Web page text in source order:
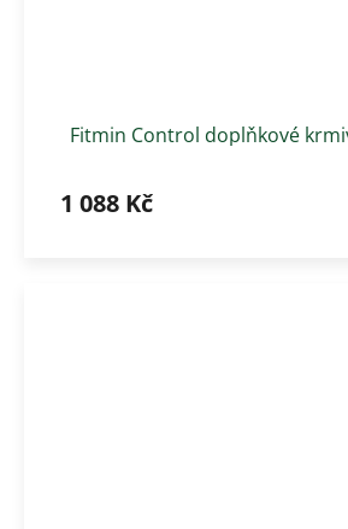
Fitmin Control doplňkové
1 088 Kč